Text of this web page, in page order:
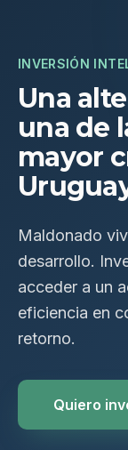
INVERSIÓN
Una
una de
mayor
Maldonado
desarrollo.
acceder a un
eficiencia en
retorno.
Quiero